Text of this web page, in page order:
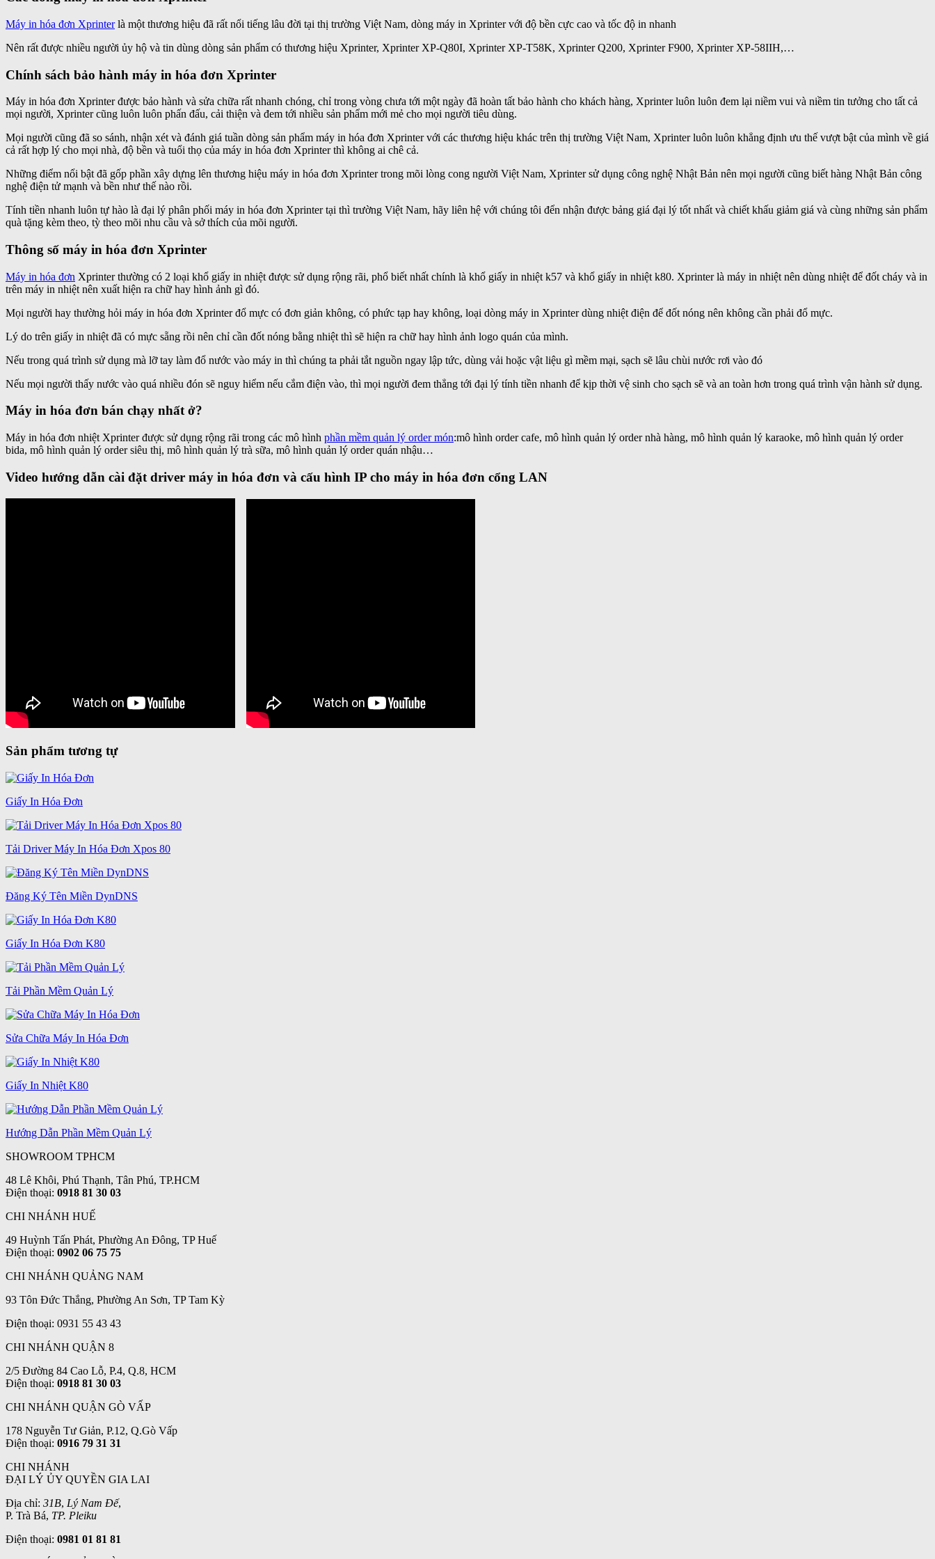
Máy in hóa đơn Xprinterlà một thương hiệu đã rất nổi tiếng lâu đời tại thị trường Việt Nam, dòng máy in Xprinter với độ bền cực cao và tốc độ in nhanh
Nên rất được nhiều người ủy hộ và tin dùng dòng sản phẩm có thương hiệu Xprinter, Xprinter XP-Q80I, Xprinter XP-T58K, Xprinter Q200, Xprinter F900, Xprinter XP-58IIH,…
Chính sách bảo hành máy in hóa đơn Xprinter
Máy in hóa đơn Xprinter được bảo hành và sửa chữa rất nhanh chóng, chỉ trong vòng chưa tới một ngày đã hoàn tất bảo hành cho khách hàng, Xprinter luôn luôn đem lại niềm vui và niềm tin tưởng cho tất cả
mọi người, Xprinter cũng luôn luôn phấn đấu, cải thiện và đem tới nhiều sản phẩm mới mẻ cho mọi người tiêu dùng.
Mọi người cũng đã so sánh, nhận xét và đánh giá tuần dòng sản phẩm máy in hóa đơn Xprinter với các thương hiệu khác trên thị trường Việt Nam, Xprinter luôn luôn khẳng định ưu thế vượt bật của mình về giá
cả rất hợp lý cho mọi nhà, độ bền và tuổi thọ của máy in hóa đơn Xprinter thì không ai chê cả.
Những điểm nổi bật đã gốp phần xây dựng lên thương hiệu máy in hóa đơn Xprinter trong mõi lòng cong người Việt Nam, Xprinter sử dụng công nghệ Nhật Bản nên mọi người cũng biết hàng Nhật Bản công
nghệ điện tử mạnh và bền như thế nào rồi.
Tính tiền nhanh luôn tự hào là đại lý phân phối máy in hóa đơn Xprinter tại thì trường Việt Nam, hãy liên hệ với chúng tôi đển nhận được bảng giá đại lý tốt nhất và chiết khấu giảm giá và cùng những sản phẩm
quà tặng kèm theo, tỳ theo mõi nhu cầu và sở thích của mõi người.
Thông số máy in hóa đơn Xprinter
Máy in hóa đơn Xprinter thường có 2 loại khổ giấy in nhiệt được sử dụng rộng rãi, phổ biết nhất chính là khổ giấy in nhiệt k57 và khổ giấy in nhiệt k80. Xprinter là máy in nhiệt nên dùng nhiệt để đốt cháy và in
trên máy in nhiệt nên xuất hiện ra chữ hay hình ảnh gì đó.
Mọi người hay thường hỏi máy in hóa đơn Xprinter đổ mực có đơn giản không, có phức tạp hay không, loại dòng máy in Xprinter dùng nhiệt điện để đốt nóng nên không cần phải đổ mực.
Lý do trên giấy in nhiệt đã có mực sẵng rồi nên chỉ cần đốt nóng bằng nhiệt thì sẽ hiện ra chữ hay hình ảnh logo quán của mình.
Nếu trong quá trình sử dụng mà lỡ tay làm đổ nước vào máy in thì chúng ta phải tắt nguồn ngay lập tức, dùng vải hoặc vật liệu gì mềm mại, sạch sẽ lâu chùi nước rơi vào đó
Nếu mọi người thấy nước vào quá nhiều đón sẽ nguy hiểm nếu cắm điện vào, thì mọi người đem thẳng tới đại lý tính tiền nhanh để kịp thời vệ sinh cho sạch sẽ và an toàn hơn trong quá trình vận hành sử dụng.
Máy in hóa đơn bán chạy nhất ở?
Máy in hóa đơn nhiệt Xprinter được sử dụng rộng rãi trong các mô hình phần mềm quản lý order món:mô hình order cafe, mô hình quản lý order nhà hàng, mô hình quản lý karaoke, mô hình quản lý order
bida, mô hình quản lý order siêu thị, mô hình quản lý trà sữa, mô hình quản lý order quán nhậu…
Video hướng dẫn cài đặt driver máy in hóa đơn và cấu hình IP cho máy in hóa đơn cổng LAN
Sản phẩm tương tự
Giấy In Hóa Đơn
Tải Driver Máy In Hóa Đơn Xpos 80
Đăng Ký Tên Miền DynDNS
Giấy In Hóa Đơn K80
Tải Phần Mềm Quản Lý
Sửa Chữa Máy In Hóa Đơn
Giấy In Nhiệt K80
Hướng Dẫn Phần Mềm Quản Lý
SHOWROOM TPHCM
48 Lê Khôi, Phú Thạnh, Tân Phú, TP.HCM
Điện thoại: 0918 81 30 03
CHI NHÁNH HUẾ
49 Huỳnh Tấn Phát, Phường An Đông, TP Huế
Điện thoại: 0902 06 75 75
CHI NHÁNH QUẢNG NAM
93 Tôn Đức Thắng, Phường An Sơn, TP Tam Kỳ
Điện thoại: 0931 55 43 43
CHI NHÁNH QUẬN 8
2/5 Đường 84 Cao Lỗ, P.4, Q.8, HCM
Điện thoại: 0918 81 30 03
CHI NHÁNH QUẬN GÒ VẤP
178 Nguyễn Tư Giản, P.12, Q.Gò Vấp
Điện thoại: 0916 79 31 31
CHI NHÁNH
ĐẠI LÝ ỦY QUYỀN GIA LAI
Địa chỉ: 31B, Lý Nam Đế,
P. Trà Bá, TP. Pleiku
Điện thoại: 0981 01 81 81